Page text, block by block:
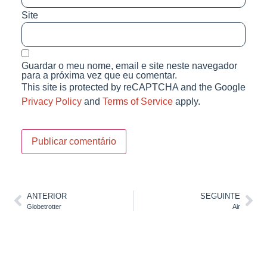
Site
Guardar o meu nome, email e site neste navegador
para a próxima vez que eu comentar.
This site is protected by reCAPTCHA and the Google
Privacy Policyand Terms of Serviceapply.
ANTERIOR
Globetrotter
SEGUINTE
Air